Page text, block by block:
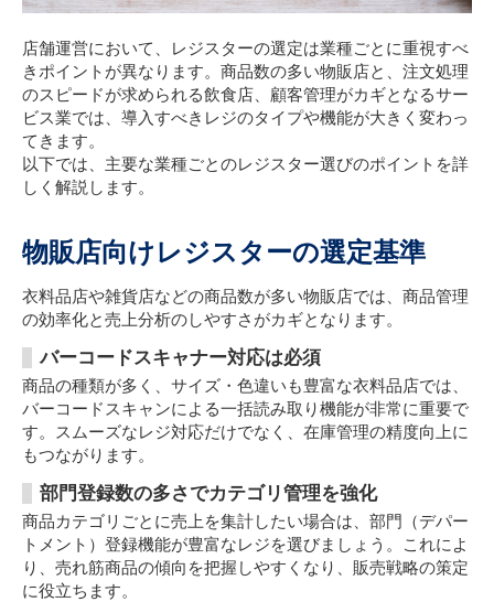
店舗運営において、レジスターの選定は業種ごとに重視すべ
きポイントが異なります。商品数の多い物販店と、注文処理
のスピードが求められる飲食店、顧客管理がカギとなるサー
ビス業では、導入すべきレジのタイプや機能が大きく変わっ
てきます。
以下では、主要な業種ごとのレジスター選びのポイントを詳
しく解説します。
物販店向けレジスターの選定基準
衣料品店や雑貨店などの商品数が多い物販店では、商品管理
の効率化と売上分析のしやすさがカギとなります。
バーコードスキャナー対応は必須
商品の種類が多く、サイズ・色違いも豊富な衣料品店では、
バーコードスキャンによる一括読み取り機能が非常に重要で
す。スムーズなレジ対応だけでなく、在庫管理の精度向上に
もつながります。
部門登録数の多さでカテゴリ管理を強化
商品カテゴリごとに売上を集計したい場合は、部門（デパー
トメント）登録機能が豊富なレジを選びましょう。これによ
り、売れ筋商品の傾向を把握しやすくなり、販売戦略の策定
に役立ちます。